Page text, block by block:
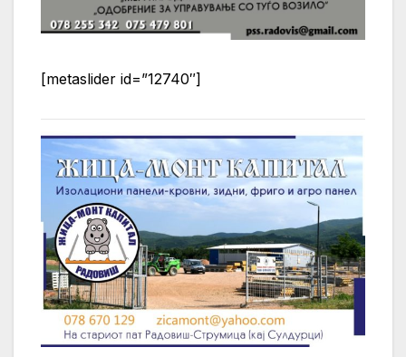
[metaslider id=”12740″]